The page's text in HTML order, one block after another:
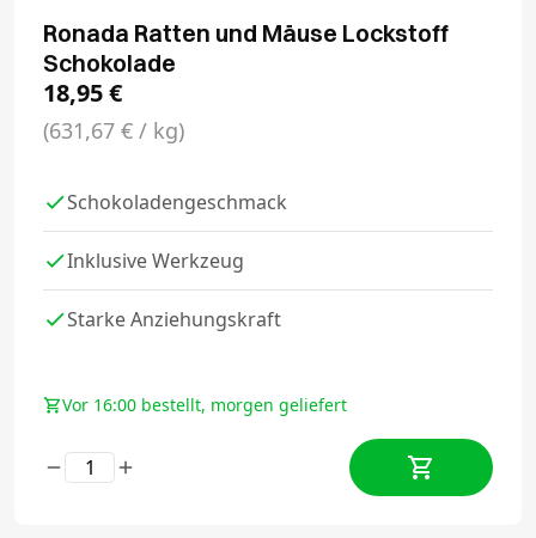
Ronada Ratten und Mäuse Lockstoff
Schokolade
18,95€
(631,67 € / kg)
Schokoladengeschmack
Inklusive Werkzeug
Starke Anziehungskraft
Vor 16:00 bestellt, morgen geliefert